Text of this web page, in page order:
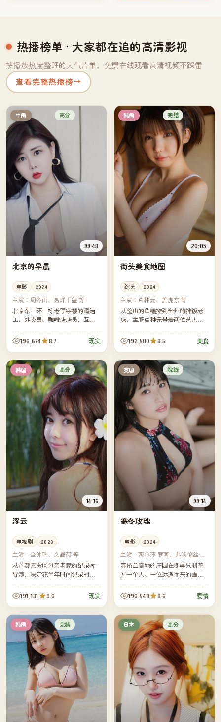
热播榜单 · 大家都在追的高清影视
按播放热度整理的人气片单，免费在线观看高清视频不踩雷
查看完整热播榜→
中国 高分
99:43
北京的早晨
电影 2024
主演： 周冬雨、易烊千玺 等
北京东三环一栋老写字楼的清洁
工、外卖员、咖啡店店员、互联
擦肩而过。镜头跟着早高峰一路
向北，拼出今天北京最真实的二
十四...
196,674 8.7 现实
韩国 完结
20:05
街头美食地图
综艺 2024
主演： 白种元、姜虎东 等
从釜山的鱼糕摊到全州的拌饭老
店，主厨白种元带着两位艺人朋
道街头小吃做引子，串起一个家
庭三代人的故事。
192,580 8.5 美食
韩国 高分
14:16
浮云
电视剧 2023
主演： 全钟瑞、文晸赫 等
从首都圈搬回母亲老家的纪录片
导演，决定花半年时间记录村里
外，她也开始正视自己与母亲三
十年来从未真正说出口的那场争
执。
191,131 9.0 现实
英国 院线
99:14
寒冬玫瑰
电影 2024
主演：西尔莎·罗南、弗洛伦丝·珀
等
苏格兰高地的庄园在冬季只剩花
匠一个人。一位远道而来的画家
未完成的那幅"寒冬玫瑰"。
190,548 8.6 爱情
韩国 完结 日本 高分